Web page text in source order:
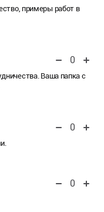
примеры работ в
0
Ваша папка с
0
0